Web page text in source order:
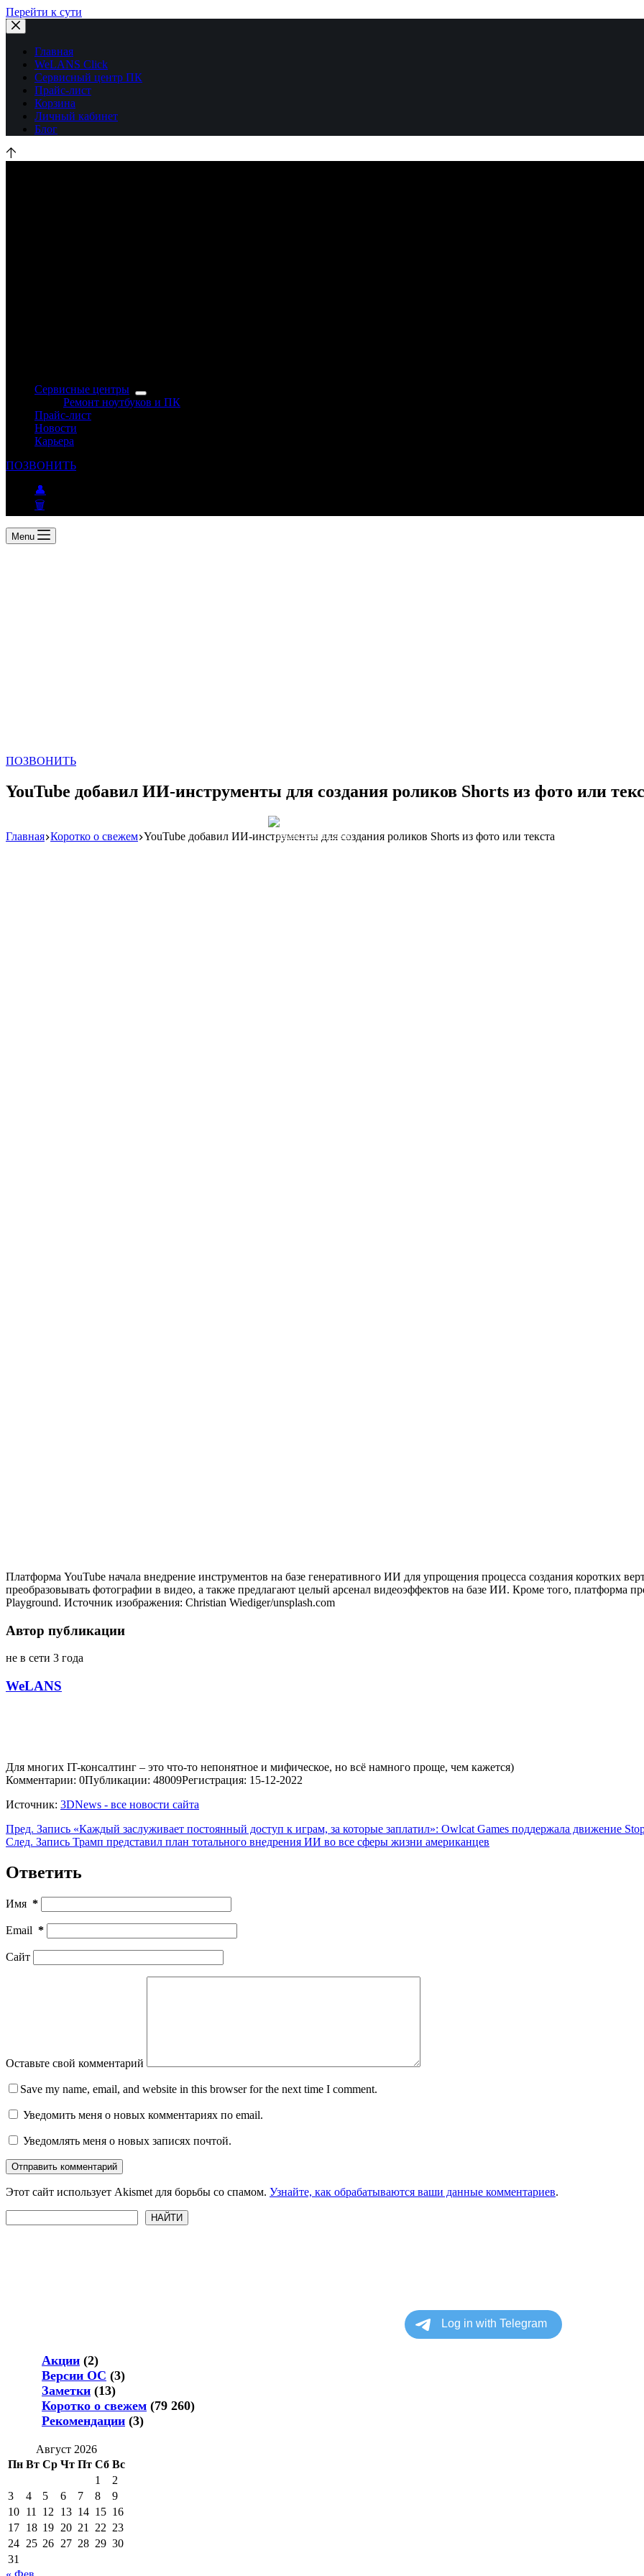
Перейти к сути
Главная
WeLANS Click
Сервисный центр ПК
Прайс-лист
Корзина
Личный кабинет
Блог
Сервисные центры
Ремонт ноутбуков и ПК
Прайс-лист
Новости
Карьера
ПОЗВОНИТЬ
👤
🗑
Menu
ПОЗВОНИТЬ
YouTube добавил ИИ-инструменты для создания роликов Shorts из фото или
Реклама: WeLANS облако
Главная Коротко о свежем YouTube добавил ИИ-инструменты для создания роликов Shorts из фото или текста
Платформа YouTube начала внедрение инструментов на базе генеративного ИИ для упрощения процесса создания коротких
преобразовывать фотографии в видео, а также предлагают целый арсенал видеоэффектов на базе ИИ. Кроме того, платформа
Playground. Источник изображения: Christian Wiediger/unsplash.com
Автор публикации
не в сети 3 года
WeLANS
Для многих IT-консалтинг – это что-то непонятное и мифическое, но всё намного проще, чем кажется)
Комментарии: 0Публикации: 48009Регистрация: 15-12-2022
Источник: 3DNews - все новости сайта
Пред. Запись «Каждый заслуживает постоянный доступ к играм, за которые заплатил»: Owlcat Games поддержала движение
След. Запись Трамп представил план тотального внедрения ИИ во все сферы жизни американцев
Ответить
Имя *
Email *
Сайт
Оставьте свой комментарий
Save my name, email, and website in this browser for the next time I comment.
Уведомить меня о новых комментариях по email.
Уведомлять меня о новых записях почтой.
Отправить комментарий
Этот сайт использует Akismet для борьбы со спамом. Узнайте, как обрабатываются ваши данные комментариев.
НАЙТИ
Акции (2)
Версии ОС (3)
Заметки (13)
Коротко о свежем (79 260)
Рекомендации (3)
Август 2026
Пн Вт Ср Чт Пт Сб Вс
1
2
3
4 5 6 7 8
9
10 11 12 13 14 15 16
17 18 19 20 21 22 23
24 25 26 27 28 29 30
31